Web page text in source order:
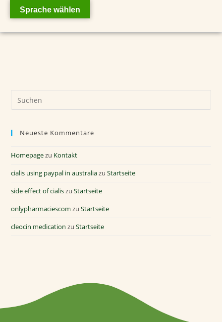
Neueste Kommentare
Homepagezu Kontakt
cialis using paypal in australiazuStartseite
side effect of cialiszuStartseite
onlypharmaciescom zuStartseite
cleocin medication zuStartseite
Sprache wählen